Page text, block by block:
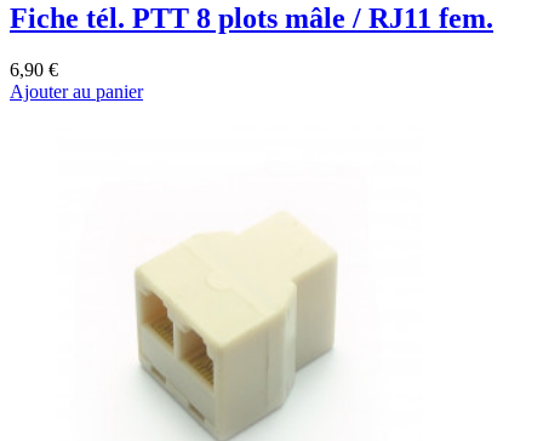
Fiche tél. PTT 8 plots mâle / RJ11 fem.
6,90 €
Ajouter au panier